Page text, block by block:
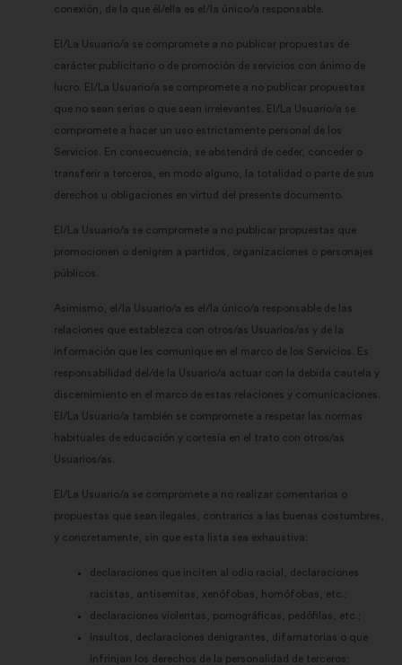
conexión, de la que él/ella es el/la único/a responsable.
El/La Usuario/a se compromete a no publicar propuestas de
carácter publicitario o de promoción de servicios con ánimo de
lucro. El/La Usuario/a se compromete a no publicar propuestas
que no sean serias o que sean irrelevantes. El/La Usuario/a se
compromete a hacer un uso estrictamente personal de los
Servicios. En consecuencia, se abstendrá de ceder, conceder o
transferir a terceros, en modo alguno, la totalidad o parte de sus
derechos u obligaciones en virtud del presente documento.
El/La Usuario/a se compromete a no publicar propuestas que
promocionen o denigren a partidos, organizaciones o personajes
públicos.
Asimismo, el/la Usuario/a es el/la único/a responsable de las
relaciones que establezca con otros/as Usuarios/as y de la
información que les comunique en el marco de los Servicios. Es
responsabilidad del/de la Usuario/a actuar con la debida cautela y
discernimiento en el marco de estas relaciones y comunicaciones.
El/La Usuario/a también se compromete a respetar las normas
habituales de educación y cortesía en el trato con otros/as
Usuarios/as.
El/La Usuario/a se compromete a no realizar comentarios o
propuestas que sean ilegales, contrarios a las buenas costumbres,
y concretamente, sin que esta lista sea exhaustiva:
declaraciones que inciten al odio racial, declaraciones
racistas, antisemitas, xenófobas, homófobas, etc.;
declaraciones violentas, pornográficas, pedófilas, etc.;
insultos, declaraciones denigrantes, difamatorias o que
infrinjan los derechos de la personalidad de terceros;